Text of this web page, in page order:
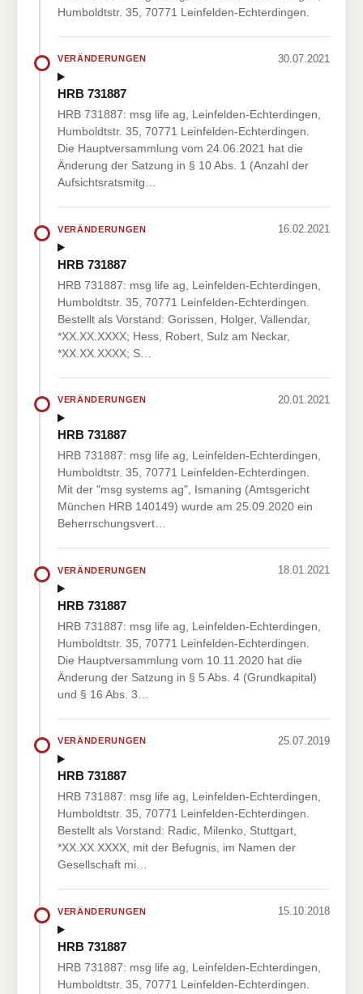
Humboldtstr. 35, 70771 Leinfelden-Echterdingen.
VERÄNDERUNGEN 30.07.2021
HRB 731887
HRB 731887: msg life ag, Leinfelden-Echterdingen,
Humboldtstr. 35, 70771 Leinfelden-Echterdingen.
Die Hauptversammlung vom 24.06.2021 hat die
Änderung der Satzung in § 10 Abs. 1 (Anzahl der
Aufsichtsratsmitg…
VERÄNDERUNGEN 16.02.2021
HRB 731887
HRB 731887: msg life ag, Leinfelden-Echterdingen,
Humboldtstr. 35, 70771 Leinfelden-Echterdingen.
Bestellt als Vorstand: Gorissen, Holger, Vallendar,
*XX.XX.XXXX; Hess, Robert, Sulz am Neckar,
*XX.XX.XXXX; S…
VERÄNDERUNGEN 20.01.2021
HRB 731887
HRB 731887: msg life ag, Leinfelden-Echterdingen,
Humboldtstr. 35, 70771 Leinfelden-Echterdingen.
Mit der "msg systems ag", Ismaning (Amtsgericht
München HRB 140149) wurde am 25.09.2020 ein
Beherrschungsvert…
VERÄNDERUNGEN 18.01.2021
HRB 731887
HRB 731887: msg life ag, Leinfelden-Echterdingen,
Humboldtstr. 35, 70771 Leinfelden-Echterdingen.
Die Hauptversammlung vom 10.11.2020 hat die
Änderung der Satzung in § 5 Abs. 4 (Grundkapital)
und § 16 Abs. 3…
VERÄNDERUNGEN 25.07.2019
HRB 731887
HRB 731887: msg life ag, Leinfelden-Echterdingen,
Humboldtstr. 35, 70771 Leinfelden-Echterdingen.
Bestellt als Vorstand: Radic, Milenko, Stuttgart,
*XX.XX.XXXX, mit der Befugnis, im Namen der
Gesellschaft mi…
VERÄNDERUNGEN 15.10.2018
HRB 731887
HRB 731887: msg life ag, Leinfelden-Echterdingen,
Humboldtstr. 35, 70771 Leinfelden-Echterdingen.